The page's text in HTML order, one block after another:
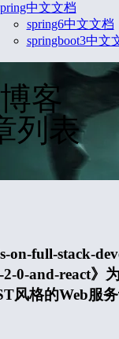
中文文档
spring6中文文档
springboot3中文
客
列表
on-full-stack-
0-and-react》
风格的Web服